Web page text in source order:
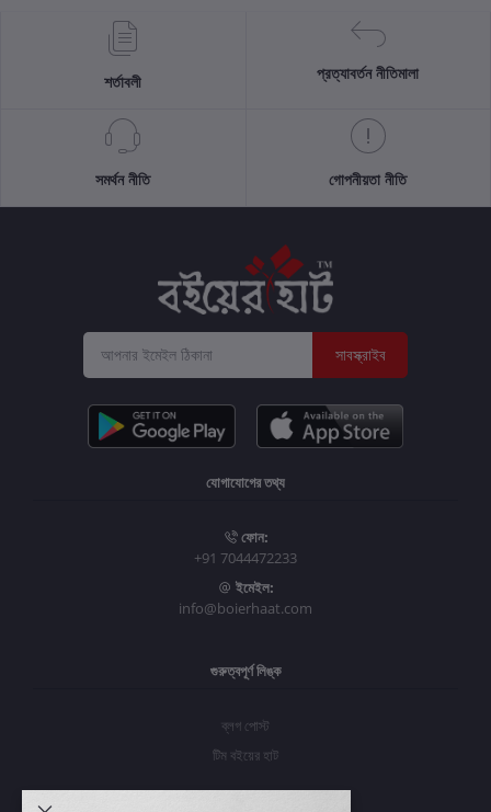
শর্তাবলী প্রত্যাবর্তন নীতিমালা
সমর্থন নীতি গোপনীয়তা নীতি
সাবস্ক্রাইব
যোগাযোগের তথ্য
ফোন:
+91 7044472233
ইমেইল:
info@boierhaat.com
গুরুত্বপূর্ণ লিঙ্ক
ব্লগ পোস্ট
টিম বইয়ের হাট